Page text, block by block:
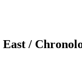
/